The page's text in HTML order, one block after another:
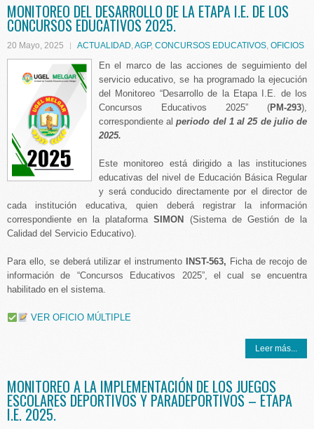
MONITOREO DEL DESARROLLO DE LA ETAPA I.E. DE LOS
CONCURSOS EDUCATIVOS 2025.
20 Mayo, 2025 ACTUALIDAD,AGP, CONCURSOS EDUCATIVOS, OFICIOS
En el marco de las acciones de seguimiento del
servicio educativo, se ha programado la ejecución
del Monitoreo “Desarrollo de la Etapa I.E. de los
Concursos Educativos 2025” (PM-293),
correspondiente alperiodo del 1 al 25 de julio de
2025.
Este monitoreo está dirigido a las instituciones
educativas del nivel de Educación Básica Regular
y será conducido directamente por el director de
cada institución educativa, quien deberá registrar la información
correspondiente en la plataformaSIMON
(Sistema de Gestión de la
Calidad del Servicio Educativo).
Para ello, se deberá utilizar el instrumento INST-563, Ficha de recojo de
información de “Concursos Educativos 2025”, el cual se encuentra
habilitado en el sistema.
VER OFICIO MÚLTIPLE
Leer más...
MONITOREO A LA IMPLEMENTACIÓN DE LOS JUEGOS
ESCOLARES DEPORTIVOS Y PARADEPORTIVOS – ETAPA
I.E. 2025.